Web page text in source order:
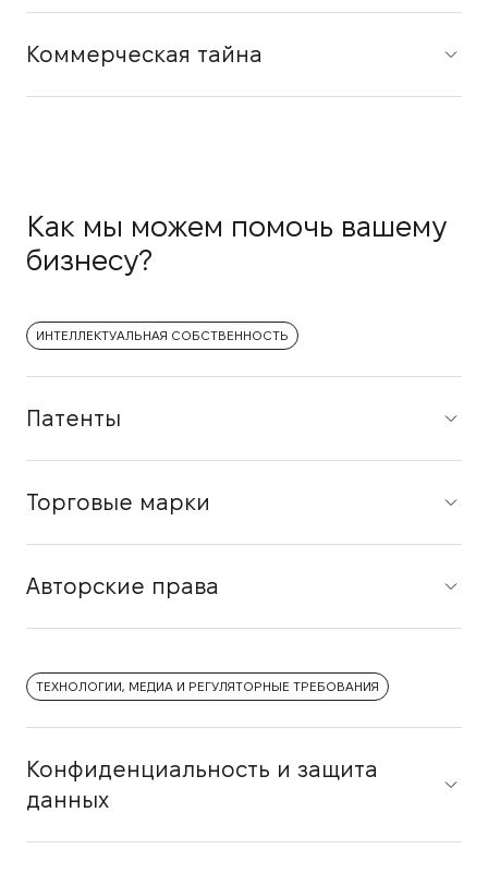
Коммерческая тайна
Как мы можем помочь вашему
бизнесу?
ИНТЕЛЛЕКТУАЛЬНАЯ СОБСТВЕННОСТЬ
Патенты
Торговые марки
Авторские права
ТЕХНОЛОГИИ, МЕДИА И РЕГУЛЯТОРНЫЕ ТРЕБОВАНИЯ
Конфиденциальность и защита
данных